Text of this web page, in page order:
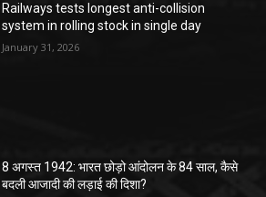
Railways tests longest anti-collision
system in rolling stock in single day
January 31, 2026
8 अगस्त 1942: भारत छोड़ो आंदोलन के 84 साल, कैसे
बदली आजादी की लड़ाई की दिशा?